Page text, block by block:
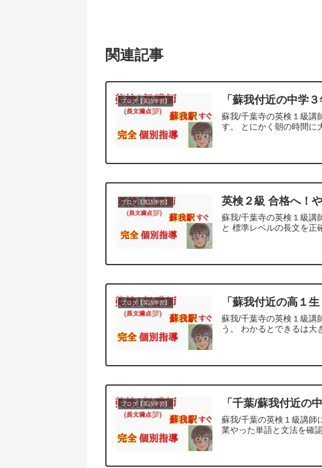
関連記事
ブログ【英語学習】 「蘇我付近の中学
蘇我/千葉寺の英検１級講
す。 とにかく朝の時間に
ブログ【英語学習】 英検２級 合格へ！
蘇我/千葉寺の英検１級講
と 標準レベルの長文を正
ブログ【英語学習】 「蘇我付近の高１
蘇我/千葉寺の英検１級講
う。 わかるとできるは大
ブログ【英語学習】 「千葉/蘇我付近の
蘇我/千葉の英検１級講師
業やった単語と文法を確